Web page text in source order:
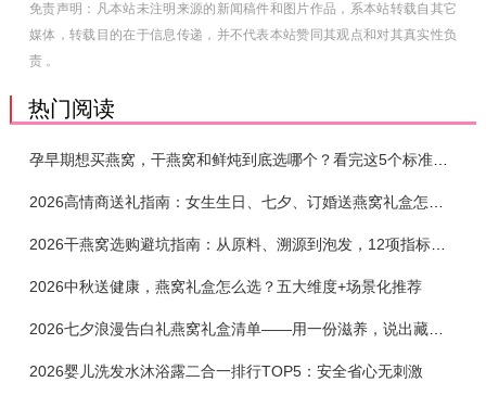
免责声明：凡本站未注明来源的新闻稿件和图片作品，系本站转载自其它
媒体，转载目的在于信息传递，并不代表本站赞同其观点和对其真实性负
责 。
热门阅读
孕早期想买燕窝，干燕窝和鲜炖到底选哪个？看完这5个标准再下单
2026干燕窝选购避坑指南：从原料、溯源到泡发，12项指标判断靠谱燕窝
2026中秋送健康，燕窝礼盒怎么选？五大维度+场景化推荐
2026七夕浪漫告白礼燕窝礼盒清单——用一份滋养，说出藏在心底的爱
2026婴儿洗发水沐浴露二合一排行TOP5：安全省心无刺激